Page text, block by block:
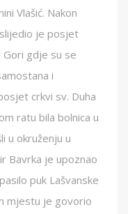
Vlašić. Nakon
je posjet
Gori gdje su se
i
crkvi sv. Duha
ratu bila bolnica u
u okruženju u
Bavrka je upoznao
puk Lašvanske
mjestu je govorio